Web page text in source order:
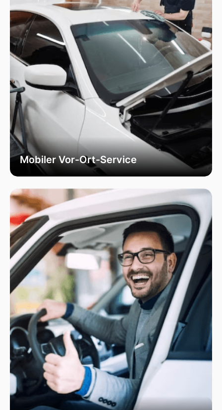
Mobiler Vor-Ort-Service
Nutzen Sie unseren mobilen Vor-Ort-Service,
Fachkräfte kommen zu Ihnen, um
Autoglasreparaturen und -austausche direkt an
Ihrem Standort durchzuführen.